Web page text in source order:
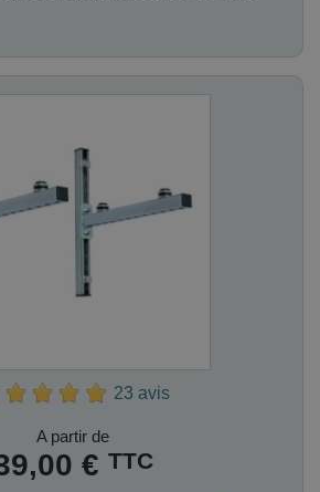
23 avis
A partir de
€ TTC